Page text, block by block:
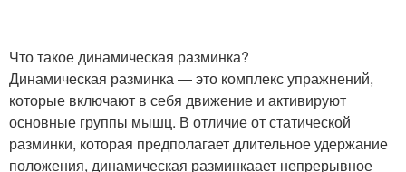
Что такое динамическая разминка?
Динамическая разминка — это комплекс упражнений,
которые включают в себя движение и активируют
основные группы мышц. В отличие от статической
разминки, которая предполагает длительное удержание
положения, динамическая разминкаает непрерывное